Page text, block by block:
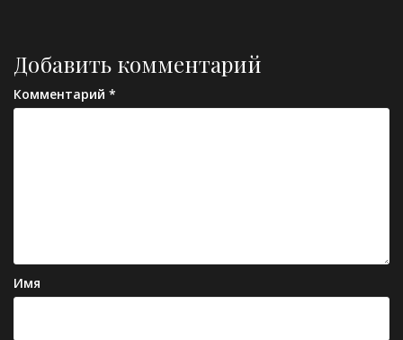
Добавить комментарий
Комментарий *
Имя